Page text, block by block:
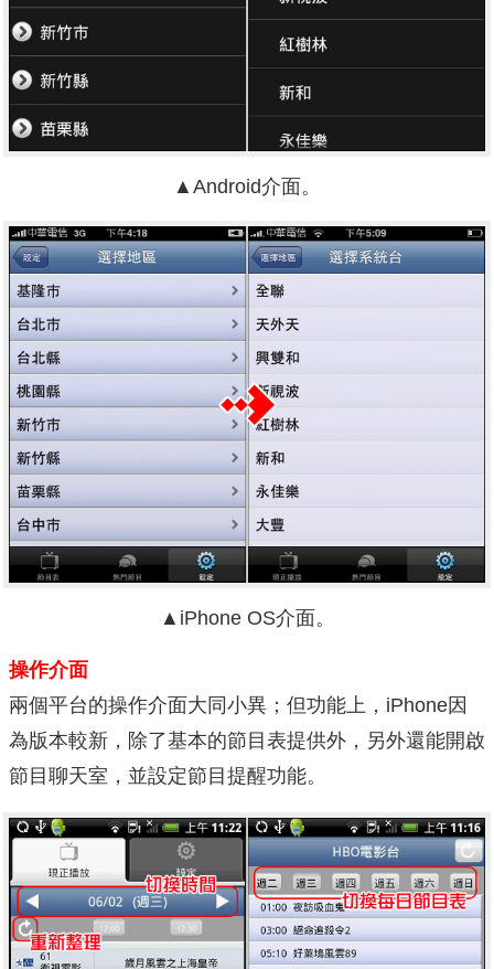
▲Android介面。
▲iPhone OS介面。
操作介面
兩個平台的操作介面大同小異；但功能上，iPhone因
為版本較新，除了基本的節目表提供外，另外還能開啟
節目聊天室，並設定節目提醒功能。